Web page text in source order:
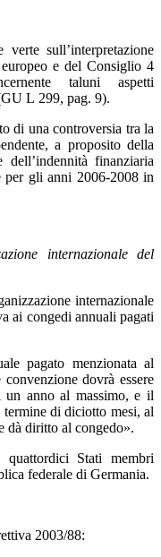
sull’interpretazione
e del Consiglio 4
taluni aspetti
L 299, pag. 9).
di una controversia tra la
a proposito della
finanziaria
gli anni 2006‑2008 in
internazionale del
internazionale
ai congedi annuali pagati
pagato menzionata al
dovrà essere
un anno al massimo, e il
di diciotto mesi, al
dà diritto al congedo».
Stati membri
federale di Germania.
2003/88: